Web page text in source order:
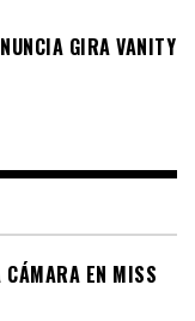
GIRA VANITY
CÁMARA EN MISS